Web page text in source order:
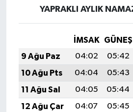
YAPRAKLI AYLIK
İMSAK GÜNEŞ
9 Ağu Paz
04:02 05:42
10 Ağu Pts
04:04 05:43
11 Ağu Sal
04:05 05:44
12 Ağu Çar
04:07 05:45